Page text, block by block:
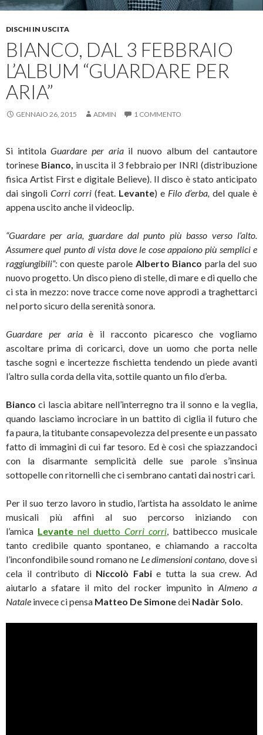
DISCHI IN USCITA
BIANCO, DAL 3 FEBBRAIO
L’ALBUM “GUARDARE PER
ARIA”
GENNAIO 26, 2015 ADMIN 1 COMMENTO
Si intitolaGuardare per aria il nuovo album del cantautore
torinese Bianco, in uscita il 3 febbraio per INRI (distribuzione
fisica Artist First e digitale Believe). Il disco è stato anticipato
dai singoli Corri corri (feat. Levante) e Filo d’erba, del quale è
appena uscito anche il videoclip.
“Guardare per aria, guardare dal punto più basso verso l’alto.
Assumere quel punto di vista dove le cose appaiono più semplici e
raggiungibili”: con queste parole Alberto Bianco parla del suo
nuovo progetto. Un disco pieno di stelle, di mare e di quello che
ci sta in mezzo: nove tracce come nove approdi a traghettarci
nel porto sicuro della serenità sonora.
Guardare per ariaè il racconto picaresco che vogliamo
ascoltare prima di coricarci, dove un uomo che porta nelle
tasche sogni e incertezze fischietta tendendo un piede avanti
l’altro sulla corda della vita, sottile quanto un filo d’erba.
Biancoci lascia abitare nell’interregno tra il sonno e la veglia,
quando lasciamo incrociare in un battito di ciglia il futuro che
fa paura, la titubante consapevolezza del presente e un passato
fatto di immagini di cui far tesoro. Ed è così che spiazzandoci
con la disarmante semplicità delle sue parole s’insinua
sottopelle con ritornelli che ci sembrano cantati dai nostri cari.
Per il suo terzo lavoro in studio, l’artista ha assoldato le anime
musicali più affini al suo percorso iniziando con
l’amica Levante nel duetto Corri corri , battibecco musicale
tanto credibile quanto spontaneo, e chiamando a raccolta
l’inconfondibile sound romano ne Le dimensioni contano, dove si
cela il contributo di Niccolò Fabie tutta la sua crew. Ad
aiutarlo a sfatare il mito del rocker impunito in Almeno a
Natale invece ci pensa Matteo De Simonedei Nadàr Solo